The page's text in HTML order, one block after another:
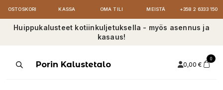
OSTOSKORI KASSA OMA TILI MEISTÄ +358 2 6333 150
Huippukalusteet kotiinkuljetuksella - myös asennus ja
kasaus!
ProductsPorin Kalustetalo 0,00 €
0